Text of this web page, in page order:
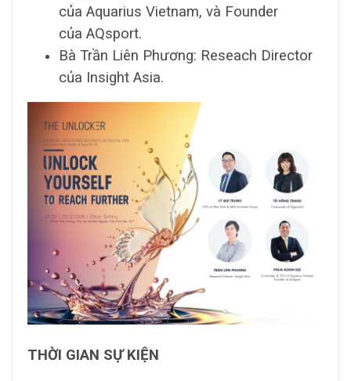
của Aquarius Vietnam, và Founder
của AQsport.
Bà Trần Liên Phương: Reseach Director
của Insight Asia.
THỜI GIAN SỰ KIỆN